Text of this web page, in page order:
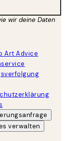
wir deine Daten
Art Advice
verwalten